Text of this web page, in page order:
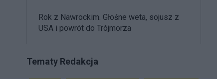
Rok z Nawrockim. Głośne weta, sojusz z
USA i powrót do Trójmorza
Tematy Redakcja